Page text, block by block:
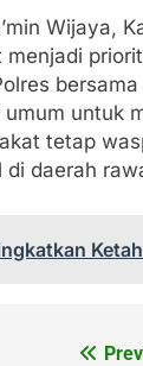
Wijaya,
untuk
tetap
daerah